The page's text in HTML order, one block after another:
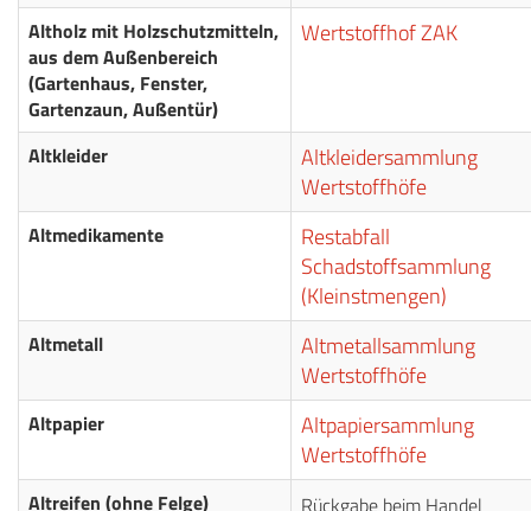
Altholz mit Holzschutzmitteln,
aus dem Außenbereich
(Gartenhaus, Fenster,
Gartenzaun, Außentür)
Wertstoffhof ZAK
Altkleider
Altkleidersammlung
Wertstoffhöfe
Altmedikamente
Restabfall
Schadstoffsammlung
(Kleinstmengen)
Altmetall
Altmetallsammlung
Wertstoffhöfe
Altpapier
Altpapiersammlung
Wertstoffhöfe
Altreifen (ohne Felge) Rückgabe beim Handel